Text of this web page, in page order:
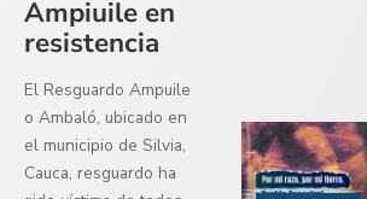
Ampiuile en
resistencia
El Resguardo Ampuile
o Ambaló, ubicado en
el municipio de Silvia,
Cauca, resguardo ha